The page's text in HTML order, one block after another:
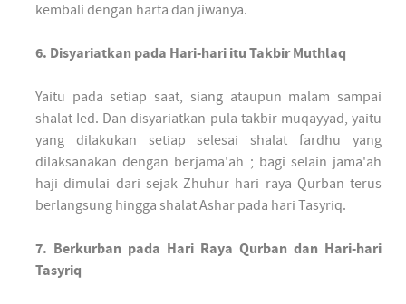
kembali dengan harta dan jiwanya.
6. Disyariatkan pada Hari-hari itu Takbir Muthlaq
Yaitu pada setiap saat, siang ataupun malam sampai
shalat Ied. Dan disyariatkan pula takbir muqayyad, yaitu
yang dilakukan setiap selesai shalat fardhu yang
dilaksanakan dengan berjama'ah ; bagi selain jama'ah
haji dimulai dari sejak Zhuhur hari raya Qurban terus
berlangsung hingga shalat Ashar pada hari Tasyriq.
7. Berkurban pada Hari Raya Qurban dan Hari-hari
Tasyriq